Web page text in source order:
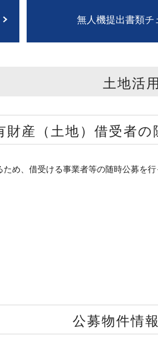
無人機提出書類チ
土地活
財産（土地）借受者
め、借受ける事業者等の随時公募を行
公募物件情